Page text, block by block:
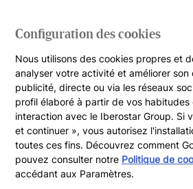
Configuration des cookies
Nous utilisons des cookies propres et
analyser votre activité et améliorer
publicité, directe ou via les réseaux
profil élaboré à partir de vos
interaction avec le Iberostar Group. Si
et continuer », vous autorisez
toutes ces fins. Découvrez comment
pouvez consulter notre Politique de
accédant aux Paramètres.